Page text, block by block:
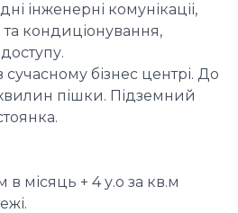
інженерні комунікаціі,
кондиціонування,
сучасному бізнес центрі. До
пішки. Підземний
в місяць + 4 у.о за кв.м